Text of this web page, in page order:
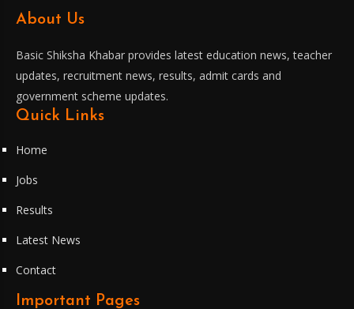
About Us
Basic Shiksha Khabar provides latest education news, teacher
updates, recruitment news, results, admit cards and
government scheme updates.
Quick Links
Home
Jobs
Results
Latest News
Contact
Important Pages